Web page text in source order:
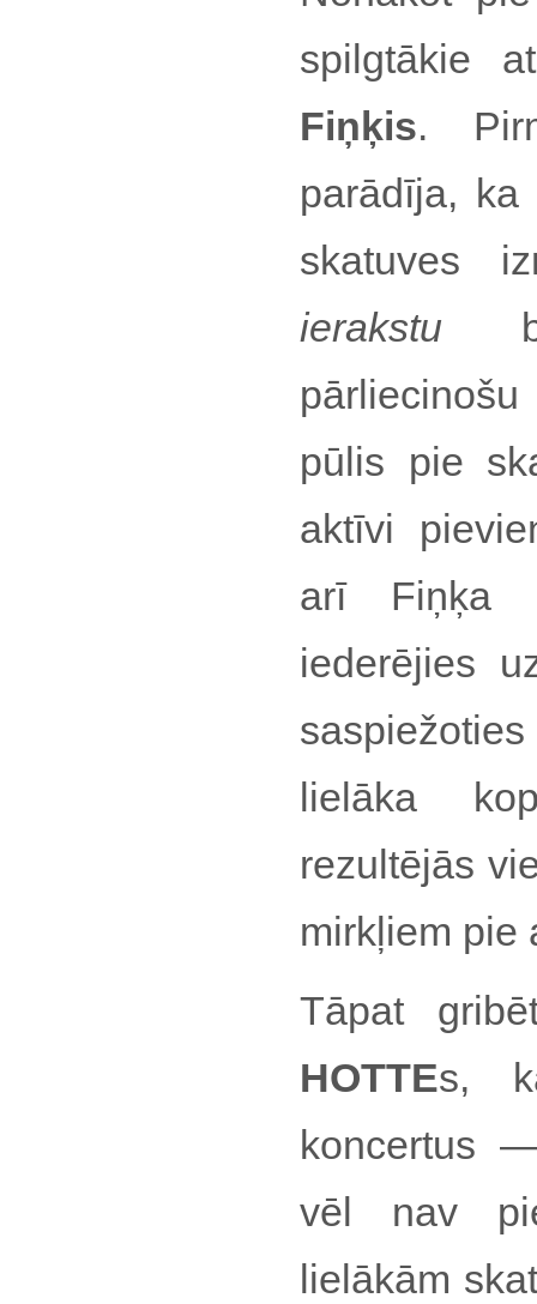
spilgtākie
Fiņķis.
parādīja,
skatuves
ierakstu
pūlis pie
aktīvi
arī Fiņķa
iederējies
lielāka
rezultējās
mirkļiem
Tāpat
HOTTEs,
koncertus
vēl nav
lielākām